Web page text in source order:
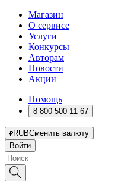
Магазин
О сервисе
Услуги
Конкурсы
Авторам
Новости
Акции
Помощь
8 800 500 11 67
RUBСменить валюту
Войти